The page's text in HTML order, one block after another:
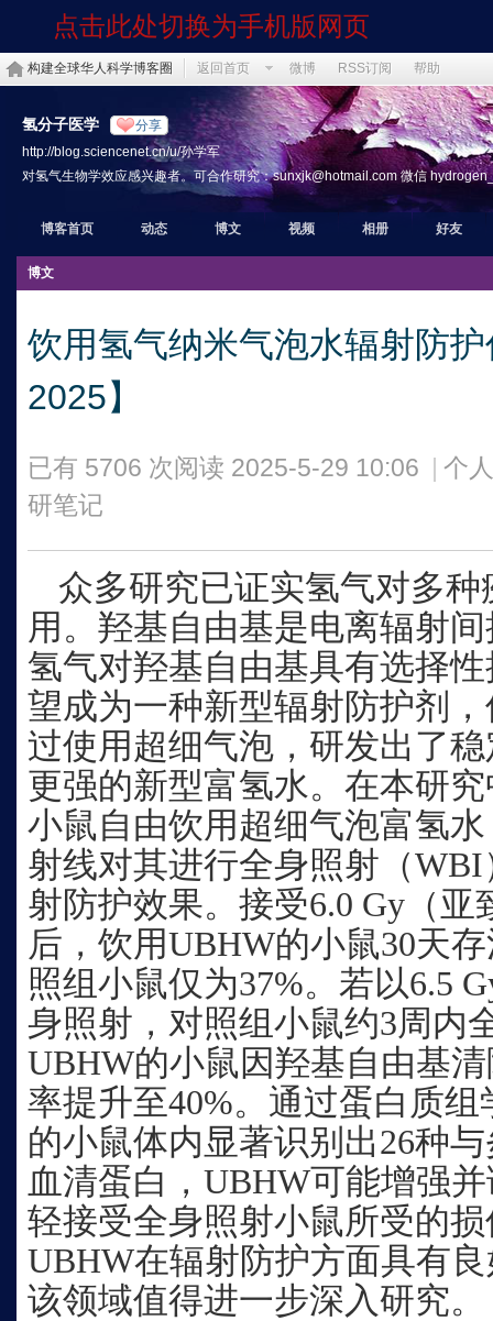
点击此处切换为手机版网页
构建全球华人科学博客圈 返回首页 微博 RSS订阅 帮助
氢分子医学 分享
http://blog.sciencenet.cn/u/孙学军
对氢气生物学效应感兴趣者。可合作研究：sunxjk@hotmail.com 微信
博客首页 动态 博文 视频 相册 好友
博文
饮用氢气纳米气泡水辐射防
2025】
已有 5706 次阅读 2025-5-29 10:06
个
研笔记
众多研究已证实氢气对多
用。羟基自由基是电离辐射
氢气对羟基自由基具有选择
望成为一种新型辐射防护剂
过使用超细气泡，研发出了
更强的新型富氢水。在本研
小鼠自由饮用超细气泡富氢
射线对其进行全身照射（
射防护效果。接受6.0 Gy（
后，饮用UBHW的小鼠30天
照组小鼠仅为37%。若以6.5
身照射，对照组小鼠约3周内
UBHW的小鼠因羟基自由基
率提升至40%。通过蛋白质
的小鼠体内显著识别出26种
血清蛋白，UBHW可能增强
轻接受全身照射小鼠所受的
UBHW在辐射防护方面具有
该领域值得进一步深入研究。